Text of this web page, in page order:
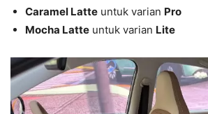
Caramel Latte untuk varian Pro
Mocha Latte untuk varian Lite